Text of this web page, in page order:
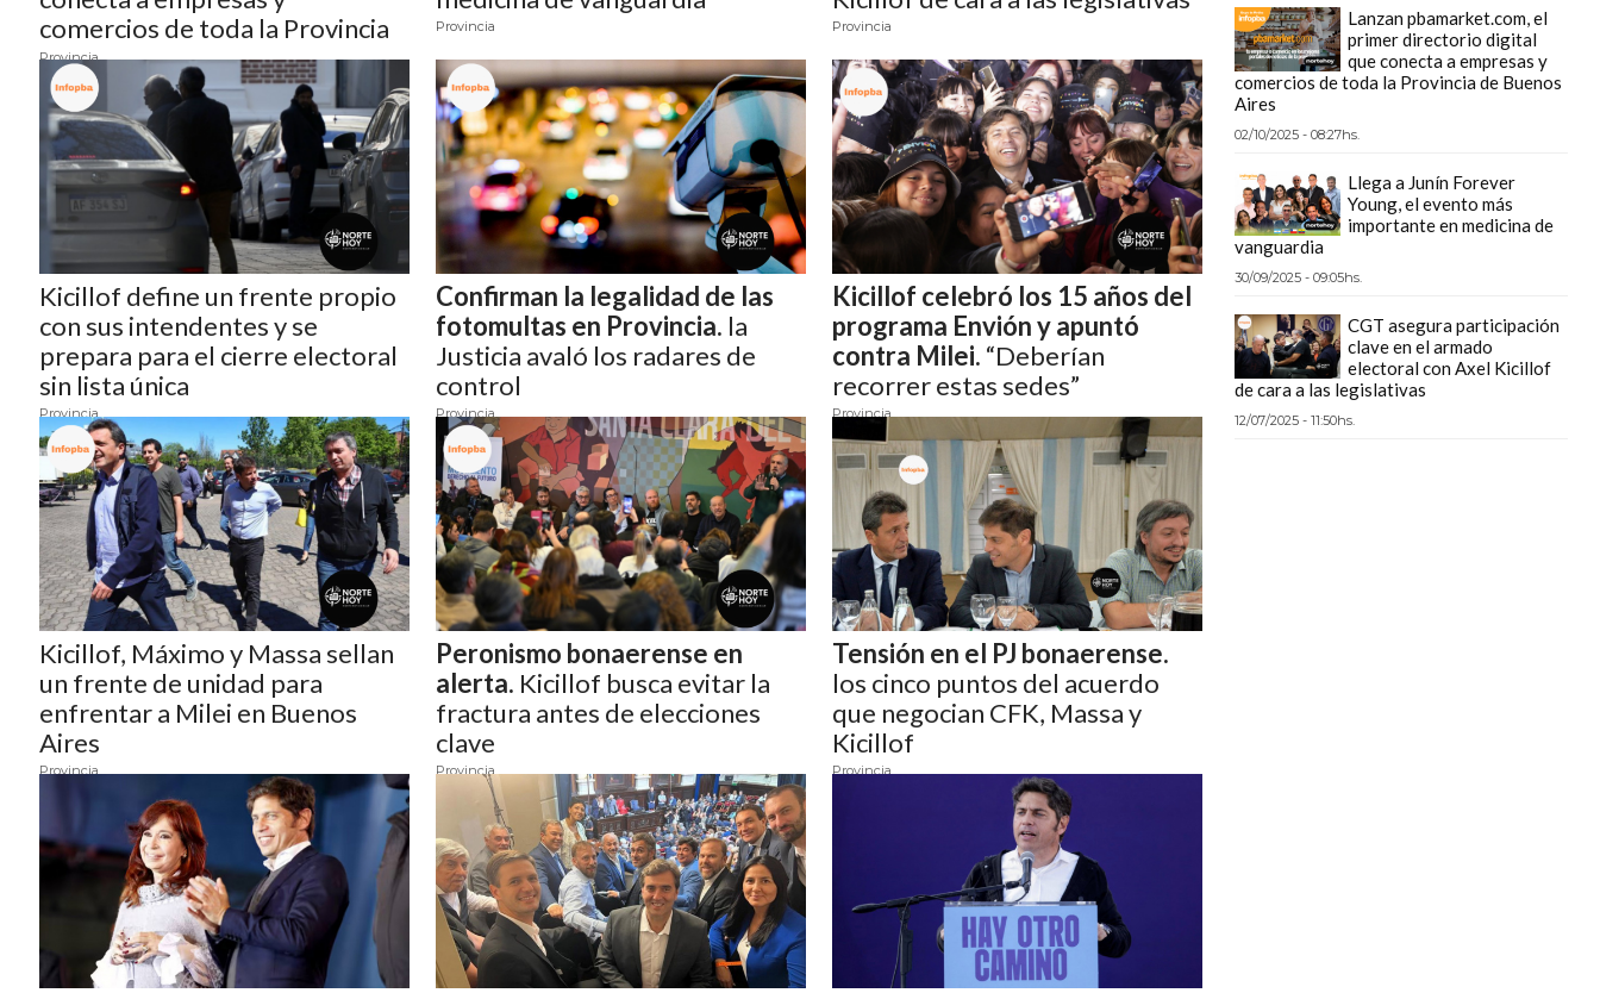
ONLINE CON PEDIDOS POR
WHATSAPP
TIENDA ONLINE GRATIS EN
ARGENTINA:
CHANGUITO.COM.AR VS OTRAS
PLATAFORMAS DE VENTA POR
WHATSAPP
CÓMO RECIBIR PEDIDOS
DE COMIDA POR WHATSAPP:
LA GUÍA DEFINITIVA PARA
RESTAURANTES Y DELIVERIES
CÓMO ORGANIZAR LOS
PEDIDOS DE DELIVERY POR
WHATSAPP SIN QUE SE TE
PIERDA NINGUNO
AYUDA
TÉRMINOS
CONDICIONES
POLÍTICAS
comercios de toda la Provincia
de Buenos...
Provincia
Provincia Provincia
Kicillof define un frente propio
con sus intendentes y se
prepara para el cierre electoral
sin lista única
Provincia
Confirman la legalidad de las
fotomultas en Provincia. la
Justicia avaló los radares de
control
Provincia
Kicillof celebró los 15 años del
programa Envión y apuntó
contra Milei. “Deberían
recorrer estas sedes”
Provincia
Kicillof, Máximo y Massa sellan
un frente de unidad para
enfrentar a Milei en Buenos
Aires
Provincia
Peronismo bonaerense en
alerta. Kicillof busca evitar la
fractura antes de elecciones
clave
Provincia
Tensión en el PJ bonaerense.
los cinco puntos del acuerdo
que negocian CFK, Massa y
Kicillof
Provincia
Lanzan pbamarket.com, el
primer directorio digital
que conecta a empresas y
comercios de toda la Provincia de Buenos
Aires
02/10/2025 - 08:27hs.
Llega a Junín Forever
Young, el evento más
importante en medicina de
vanguardia
30/09/2025 - 09:05hs.
CGT asegura participación
clave en el armado
electoral con Axel Kicillof
de cara a las legislativas
12/07/2025 - 11:50hs.